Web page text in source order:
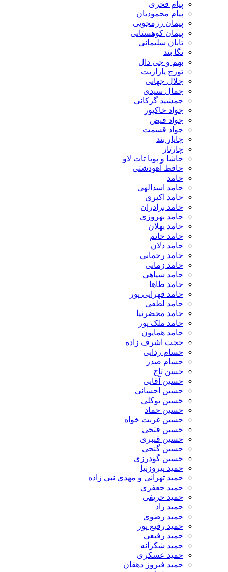
پیام فخری
پیام محمودیان
پیمان رزمجویی
پیمان کوهستانی
تابان سلیمانی
تگا بند
تهم و جی دال
تورج پارازیت
جلال جهانی
جمال سیدی
جمشید گرکانی
جواد خاکپور
جواد فیض
جواد قسمت
چاپار بند
چارتار
حاشا و پویا تات لاو
حافظ آهودشتی
حامد
حامد اسدالهی
حامد اکبری
حامد برادران
حامد بهروزی
حامد پهلان
حامد حاتم
حامد دلان
حامد رحمانی
حامد زمانی
حامد سیاهی
حامد طاها
حامد قهرایی پور
حامد لطفی
حامد محضرنیا
حامد ملک پور
حامد همایون
حجت اشرف زاده
حسام ردایی
حسام صدر
حسن تاج
حسین آقایی
حسین احسانی
حسین توکلی
حسین حماد
حسین غربت خواه
حسین فتحی
حسین قنبری
حسین گنجی
حسین گودرزی
حمید پیروزنیا
حمید تهرانی و مهدی نبی زاده
حمید جعفری
حمید حریفی
حمید راد
حمید رضوی
حمید رفیع پور
حمید رفیعی
حمید شکرانه
حمید عسکری
حمید فیروز دهقان